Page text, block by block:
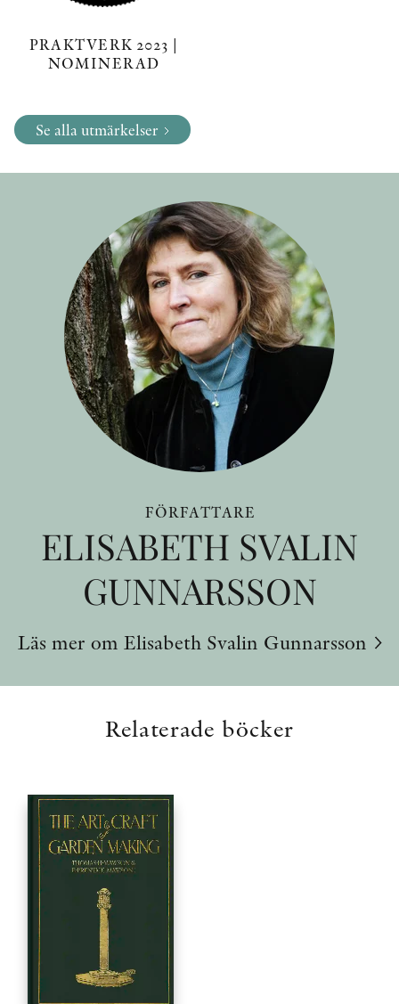
PRAKTVERK 2023 |
NOMINERAD
Se alla utmärkelser
FÖRFATTARE
ELISABETH SVALIN
GUNNARSSON
Läs mer om Elisabeth Svalin Gunnarsson
Relaterade böcker